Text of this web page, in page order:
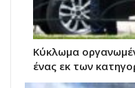
Κύκλωμα
ένας εκ των